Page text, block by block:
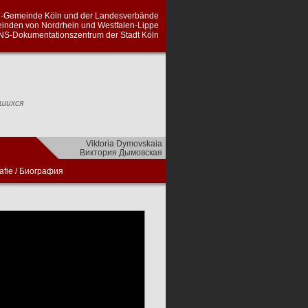
Gemeinde Köln und der Landesverbände
von Nordrhein und Westfalen-Lippe
Dokumentationszentrum der Stadt Köln
Viktoria Dymovskaia
Виктория Дымовская
/ Биография